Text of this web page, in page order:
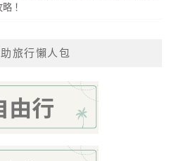
！
旅行懶人包